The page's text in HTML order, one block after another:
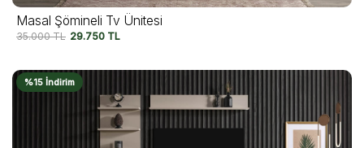
Masal Şömineli Tv Ünitesi
35.000TL 29.750 TL
%15 İndirim